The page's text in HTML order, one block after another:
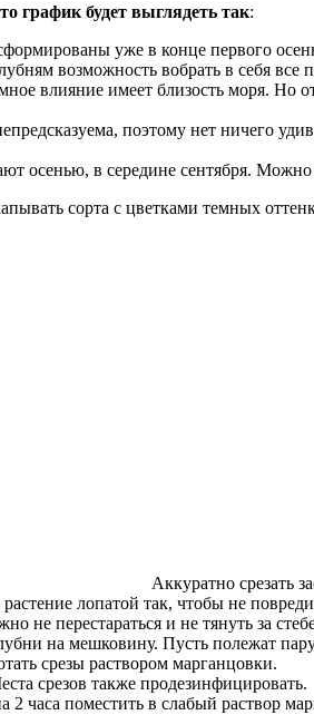
график будет выглядеть так:
уже в конце первого
возможность вобрать в себя все
влияние имеет близость моря. Но
поэтому нет ничего
осенью, в середине сентября.
сорта с цветками темных
Аккуратно срезать
лопатой так, чтобы не
не перестараться и не тянуть за
на мешковину. Пусть полежат
срезы раствором марганцовки.
срезов также продезинфицировать.
часа поместить в слабый раствор